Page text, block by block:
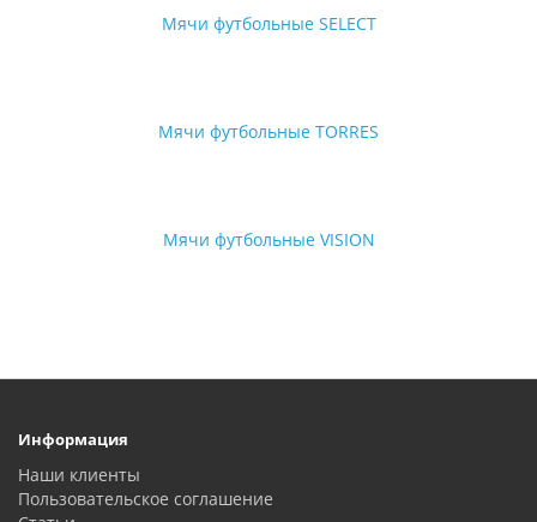
Мячи футбольные SELECT
Мячи футбольные TORRES
Мячи футбольные VISION
Информация
Наши клиенты
Пользовательское соглашение